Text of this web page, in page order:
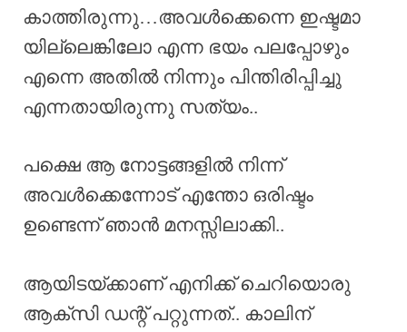
കാത്തിരുന്നു…അവൾക്കെന്നെ ഇഷ്ടമാ
യില്ലെങ്കിലോ എന്ന ഭയം പലപ്പോഴും
എന്നെ അതിൽ നിന്നും പിന്തിരിപ്പിച്ചു
എന്നതായിരുന്നു സത്യം..
പക്ഷെ ആ നോട്ടങ്ങളിൽ നിന്ന്
അവൾക്കെന്നോട് എന്തോ ഒരിഷ്ടം
ഉണ്ടെന്ന് ഞാൻ മനസ്സിലാക്കി..
ആയിടയ്ക്കാണ് എനിക്ക് ചെറിയൊരു
ആക്സി ഡന്റ് പറ്റുന്നത്.. കാലിന്